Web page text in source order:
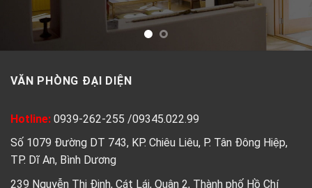
VĂN PHÒNG ĐẠI DIỆN
Hotline: 0939-262-255 /09345.022.99
Số 1079 Đường DT 743, KP. Chiêu Liêu, P. Tân Đông Hiệp,
TP. Dĩ An, Bình Dương
239 Nguyễn Thị Định, Cát Lái, Quận 2, Thành phố Hồ Chí